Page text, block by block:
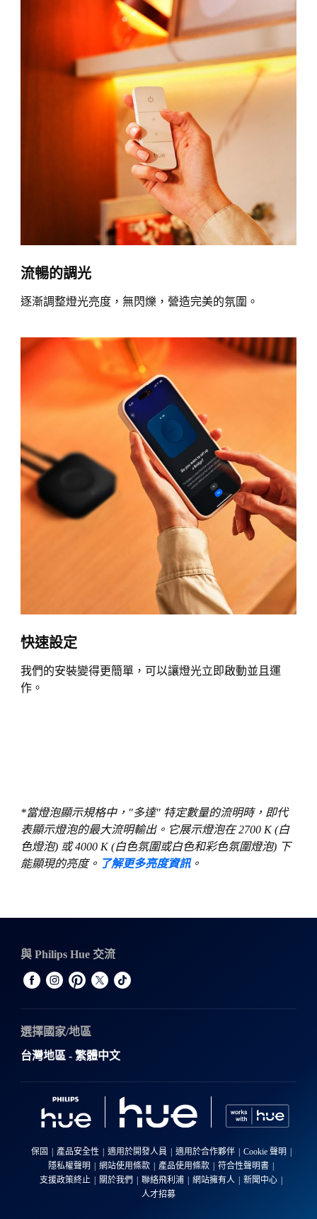
流暢的調光
逐漸調整燈光亮度，無閃爍，營造完美的氛圍。
快速設定
我們的安裝變得更簡單，可以讓燈光立即啟動並且運
作。
*當燈泡顯示規格中，"多達" 特定數量的流明時，即代
表顯示燈泡的最大流明輸出。它展示燈泡在 2700 K (白
色燈泡) 或 4000 K (白色氛圍或白色和彩色氛圍燈泡) 下
能顯現的亮度。 了解更多亮度資訊。
與 Philips Hue 交流
選擇國家/地區
台灣地區 - 繁體中文
保固 產品安全性 適用於開發人員 適用於合作夥伴
Cookie 聲明
隱私權聲明
網站使用條款 產品使用條款
符合性聲明書
支援政策終止
關於我們 聯絡飛利浦 網站擁有人
新聞中心
人才招募